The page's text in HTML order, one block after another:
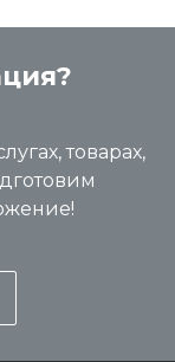
товарах,